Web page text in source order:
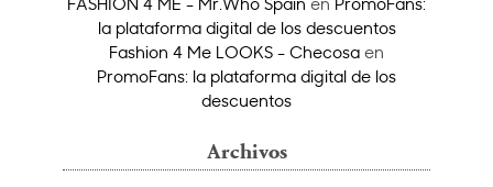
la plataforma digital de los descuentos
Fashion 4 Me LOOKS - Checosa en
PromoFans: la plataforma digital de los
descuentos
Archivos